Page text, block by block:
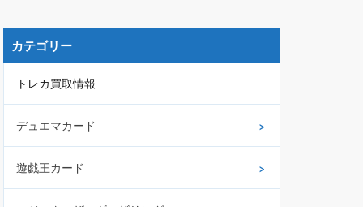
カテゴリー
トレカ買取情報
デュエマカード
遊戯王カード